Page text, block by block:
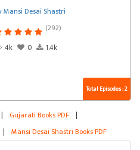
Mansi Desai Shastri
(292)
4k
0 1.4k
Total Episodes : 2
| Gujarati Books PDF |
| Mansi Desai Shastri Books PDF